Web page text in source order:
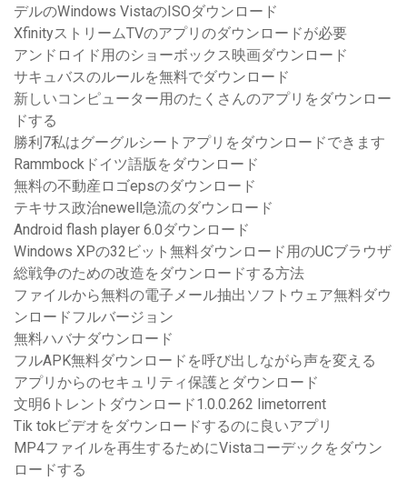
デルのWindows VistaのISOダウンロード
XfinityストリームTVのアプリのダウンロードが必要
アンドロイド用のショーボックス映画ダウンロード
サキュバスのルールを無料でダウンロード
新しいコンピューター用のたくさんのアプリをダウンロー
ドする
勝利7私はグーグルシートアプリをダウンロードできます
Rammbockドイツ語版をダウンロード
無料の不動産ロゴepsのダウンロード
テキサス政治newell急流のダウンロード
Android flash player 6.0ダウンロード
Windows XPの32ビット無料ダウンロード用のUCブラウザ
総戦争のための改造をダウンロードする方法
ファイルから無料の電子メール抽出ソフトウェア無料ダウ
ンロードフルバージョン
無料ハバナダウンロード
フルAPK無料ダウンロードを呼び出しながら声を変える
アプリからのセキュリティ保護とダウンロード
文明6トレントダウンロード1.0.0.262 limetorrent
Tik tokビデオをダウンロードするのに良いアプリ
MP4ファイルを再生するためにVistaコーデックをダウン
ロードする